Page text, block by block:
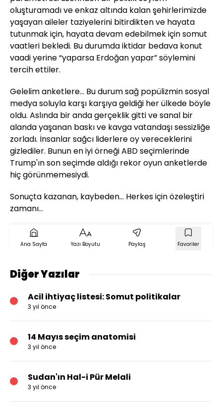
oluşturamadı ve enkaz altında kalan şehirlerimizde
yaşayan aileler taziyelerini bitirdikten ve hayata
tutunmak için, hayata devam edebilmek için somut
vaatleri bekledi. Bu durumda iktidar bedava konut
vaadi yerine “yaparsa Erdoğan yapar” söylemini
tercih ettiler.
Gelelim anketlere… Bu durum sağ popülizmin sosyal
medya soluyla karşı karşıya geldiği her ülkede böyle
oldu. Aslında bir anda gerçeklik gitti ve sanal bir
alanda yaşanan baskı ve kavga vatandaşı sessizliğe
zorladı. İnsanlar sağcı liderlere oy vereceklerini
gizlediler. Bunun en iyi örneği ABD seçimlerinde
Trump'ın son seçimde aldığı rekor oyun anketlerde
hiç görünmemesiydi.
Sonuçta kazanan, kaybeden… Herkes için özeleştiri
zamanı…
Ana Sayfa Yazı Boyutu Paylaş Favoriler
Diğer Yazılar
Acil ihtiyaç listesi: Somut politikalar
3 yıl önce
14 Mayıs seçim anatomisi
3 yıl önce
Sudan'ın Hal-i Pür Melali
3 yıl önce